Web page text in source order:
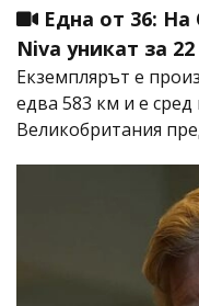
Една от 36: На
Niva уникат за
Екземплярът е
едва 583 км и е
Великобритания